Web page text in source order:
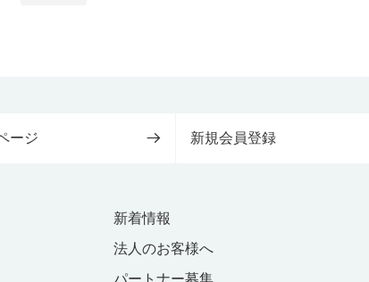
ージ 新規会員登録
新着情報
法人のお客様へ
パートナー募集